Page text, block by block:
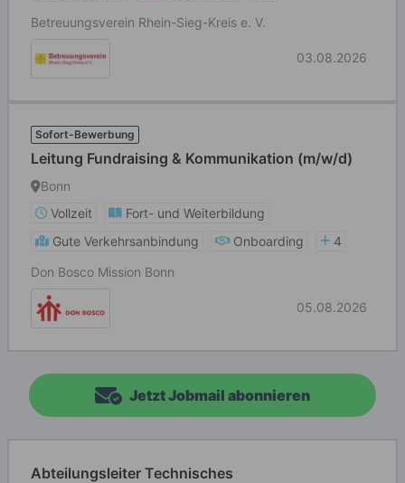
Betreuungsverein Rhein-Sieg-Kreis e. V.
03.08.2026
Sofort-Bewerbung
Leitung Fundraising & Kommunikation (m/w/d)
Bonn
Vollzeit
Fort- und Weiterbildung
Gute Verkehrsanbindung
Onboarding
4
Don Bosco Mission Bonn
05.08.2026
Jetzt Jobmail abonnieren
Abteilungsleiter Technisches